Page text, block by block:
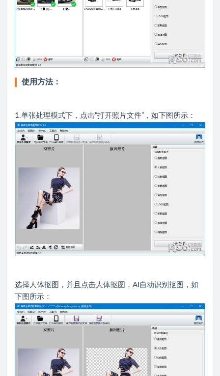
使用方法：
1.单张处理模式下，点击“打开照片文件”，如下图所示：
选择人体抠图，并且点击人体抠图，AI自动识别抠图，如
下图所示：